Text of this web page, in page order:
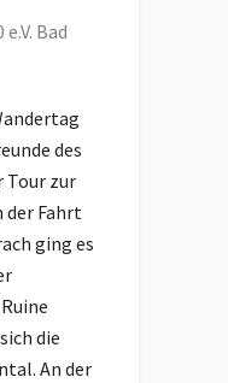
Bad
des
Tour zur
der Fahrt
ging es
die
An der